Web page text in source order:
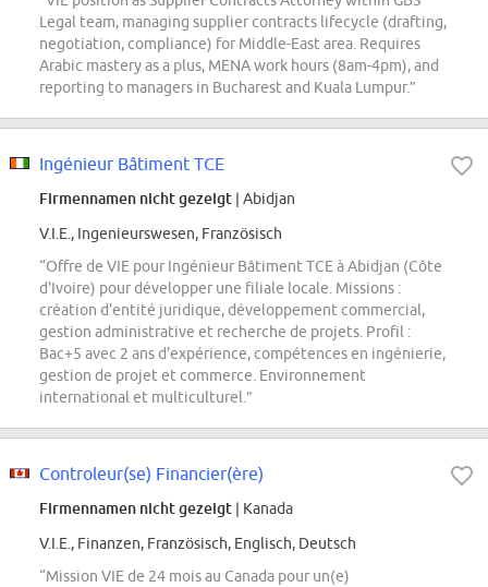
Legal team, managing supplier contracts lifecycle (drafting,
negotiation, compliance) for Middle-East area. Requires
Arabic mastery as a plus, MENA work hours (8am-4pm), and
reporting to managers in Bucharest and Kuala Lumpur.”
Ingénieur Bâtiment TCE
Firmennamen nicht gezeigt | Abidjan
V.I.E., Ingenieurswesen, Französisch
“Offre de VIE pour Ingénieur Bâtiment TCE à Abidjan (Côte
d'Ivoire) pour développer une filiale locale. Missions :
création d'entité juridique, développement commercial,
gestion administrative et recherche de projets. Profil :
Bac+5 avec 2 ans d'expérience, compétences en ingénierie,
gestion de projet et commerce. Environnement
international et multiculturel.”
Controleur(se) Financier(ère)
Firmennamen nicht gezeigt | Kanada
V.I.E., Finanzen, Französisch, Englisch, Deutsch
“Mission VIE de 24 mois au Canada pour un(e)